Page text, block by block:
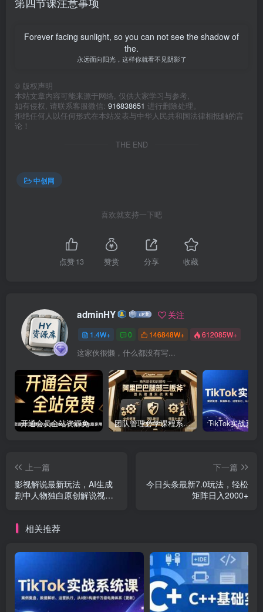
Forever facing sunlight, so you can not see the shadow of
the.
永远面向阳光，这样你就看不见阴影了
© 版权声明
本站文章内容可能来源于网络, 仅供大家学习与参考,
如有侵权, 请联系客服微信: 916838651 进行删除处理。
拒绝任何人以任何形式在本站发表与中华人民共和国法律相抵触的言
论！
THE END
中创网
喜欢就支持一下吧
点赞13 赞赏 分享 收藏
adminHY 关注
1.4W+ 0 146848W+ 612085W+
这家伙很懒，什么都没有写...
开通会员全站资源免费下载 开通VIP会员 HY资源库 团队管理必学课程系列，阿里巴巴“腿部三板斧”
上一篇
影视解说最新玩法，AI生成
剧中人物独白原创解说视
下一篇
今日头条最新7.0玩法，轻松
矩阵日入2000+
相关推荐